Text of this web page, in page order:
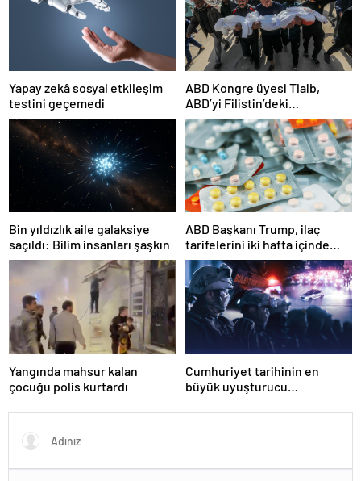
Yapay zekâ sosyal etkileşim
testini geçemedi
ABD Kongre üyesi Tlaib,
ABD’yi Filistin’deki
“soykırımda suç ortağı”
olmakla itham etti
Bin yıldızlık aile galaksiye
saçıldı: Bilim insanları şaşkın
ABD Başkanı Trump, ilaç
tarifelerini iki hafta içinde
açıklayacağını söyledi
Yangında mahsur kalan
çocuğu polis kurtardı
Cumhuriyet tarihinin en
büyük uyuşturucu
tutuklandı